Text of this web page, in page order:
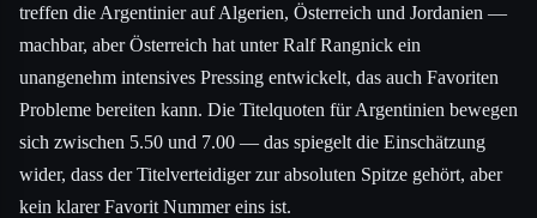
treffen die Argentinier auf Algerien, Österreich und Jordanien —
machbar, aber Österreich hat unter Ralf Rangnick ein
unangenehm intensives Pressing entwickelt, das auch Favoriten
Probleme bereiten kann. Die Titelquoten für Argentinien bewegen
sich zwischen 5.50 und 7.00 — das spiegelt die Einschätzung
wider, dass der Titelverteidiger zur absoluten Spitze gehört, aber
kein klarer Favorit Nummer eins ist.